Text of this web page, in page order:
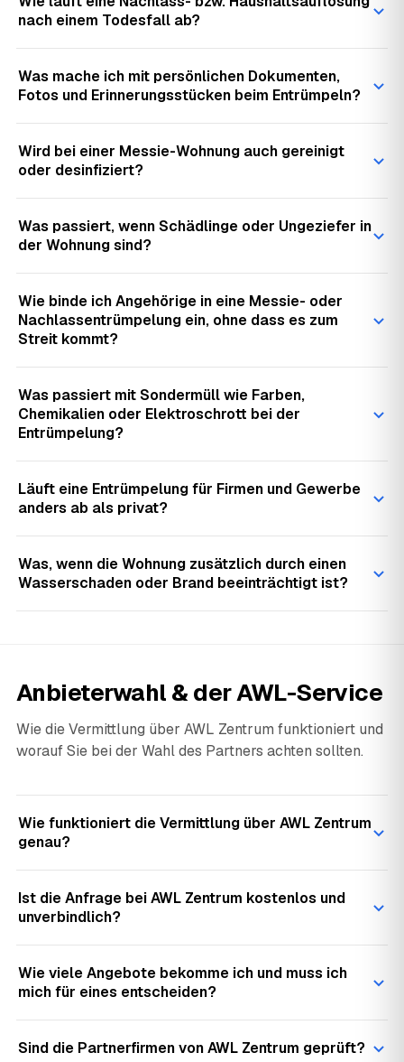
nach einem Todesfall ab?
Was mache ich mit persönlichen Dokumenten,
Fotos und Erinnerungsstücken beim Entrümpeln?
Wird bei einer Messie-Wohnung auch gereinigt
oder desinfiziert?
Was passiert, wenn Schädlinge oder Ungeziefer in
der Wohnung sind?
Wie binde ich Angehörige in eine Messie- oder
Nachlassentrümpelung ein, ohne dass es zum
Streit kommt?
Was passiert mit Sondermüll wie Farben,
Chemikalien oder Elektroschrott bei der
Entrümpelung?
Läuft eine Entrümpelung für Firmen und Gewerbe
anders ab als privat?
Was, wenn die Wohnung zusätzlich durch einen
Wasserschaden oder Brand beeinträchtigt ist?
Anbieterwahl & der AWL-Service
Wie die Vermittlung über AWL Zentrum funktioniert und
worauf Sie bei der Wahl des Partners achten sollten.
Wie funktioniert die Vermittlung über AWL Zentrum
genau?
Ist die Anfrage bei AWL Zentrum kostenlos und
unverbindlich?
Wie viele Angebote bekomme ich und muss ich
mich für eines entscheiden?
Sind die Partnerfirmen von AWL Zentrum geprüft?